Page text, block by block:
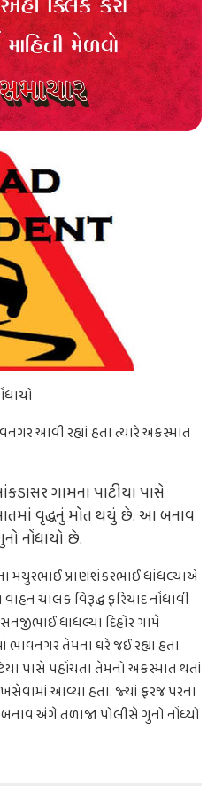
આવી રહ્યાં હતા ત્યારે અકસ્માત
ગામના પાટીયા પાસે
વૃદ્ધનું મોત થયું છે. આ બનાવ
નોંધાયો છે.
મયુરભાઈ પ્રાણશંકરભાઈ ધાંધલ્યાએ
ચાલક વિરૂદ્ધ ફરિયાદ નોંધાવી
ધાંધલ્યા દિહોર ગામે
તેમના ઘરે જઈ રહ્યાં હતા
પાસે પહોંચતા તેમનો અકસ્માત થતાં
ખસેવામાં આવ્યા હતા. જ્યાં ફરજ પરના
અંગે તળાજા પોલીસે ગુનો નોંધ્યો